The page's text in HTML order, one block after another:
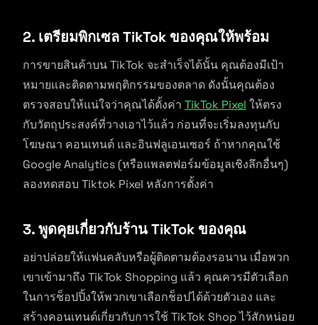
2. เตรียมพิกเซล TikTok ของคุณให้พร้อม
การขายสินค้าบน TikTok จะสำเร็จได้นั้น คุณต้องมีเป้า
หมายและติดตามพฤติกรรมของตลาด ดังนั้นคุณต้อง
ตรวจสอบให้แน่ใจว่าคุณได้ตั้งค่า TikTok Pixel ให้ตรง
กับวัตถุประสงค์ที่วางเอาไว้แล้ว ก่อนที่จะเริ่มลงทุนกับ
โฆษณา คอนเทนต์ และอินฟลูเอนเซอร์ ถ้าหากคุณใช้
Google Analytics (หรือแพลตฟอร์มข้อมูลเชิงลึกอื่นๆ)
ลองทดสอบ Tiktok Pixel หลังการตั้งค่า
3.พูดคุยเกี่ยวกับร้าน TikTok ของคุณ
อย่าปล่อยให้แฟนคลับหรือผู้ติดตามต้องรอนาน เมื่อพวก
เขาเข้ามาถึง TikTok Shopping แล้ว คุณควรมีตัวเลือก
ในการช็อปปิ้งให้พวกเขาเลือกช็อปได้ด้วยตัวเอง และ
สร้างคอนเทนต์เกี่ยวกับการใช้ TikTok Shop ไว้สักหน่อย